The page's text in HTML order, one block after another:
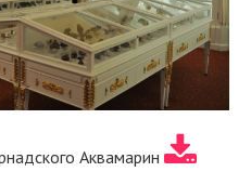
Аквамарин